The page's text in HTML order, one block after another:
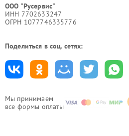
Мы принимаем
все формы оплаты
ООО "Русервис"
ИНН 7702633247
ОГРН 1077746335776
Поделиться в соц. сетях: